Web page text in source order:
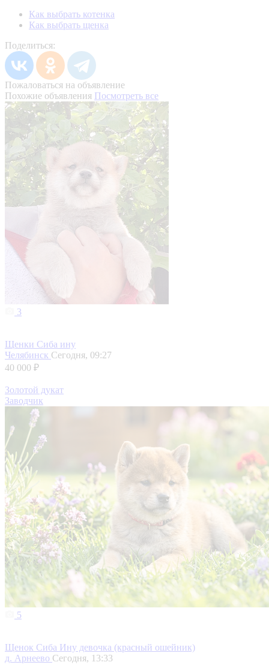
Как выбрать котенка
Как выбрать щенка
Поделиться:
Пожаловаться на объявление
Похожие объявления Посмотреть все
3
Щенки Сиба ину
Челябинск Сегодня, 09:27
40 000 ₽
Золотой дукат
Заводчик
5
Щенок Сиба Ину девочка (красный ошейник)
д. Арнеево Сегодня, 13:33